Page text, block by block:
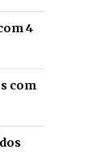
4
com